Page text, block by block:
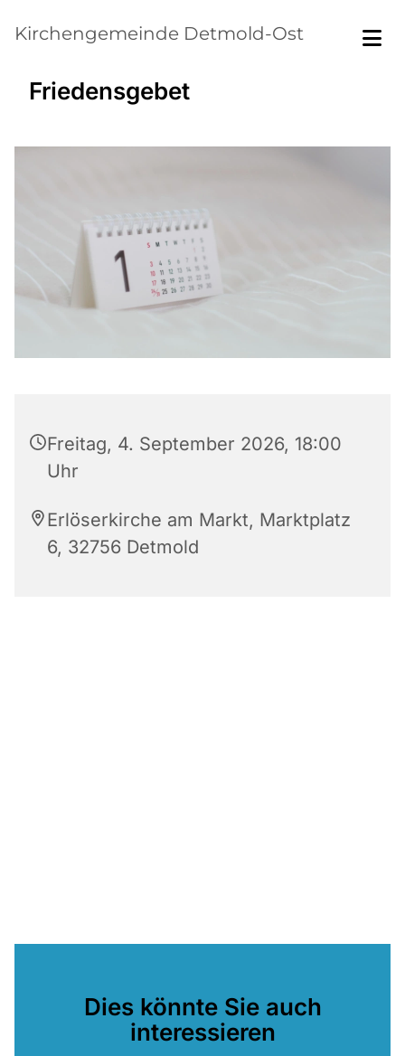
Kirchengemeinde Detmold-Ost
Friedensgebet
Freitag, 4. September 2026, 18:00
Uhr
Erlöserkirche am Markt, Marktplatz
6, 32756 Detmold
Dies könnte Sie auch
interessieren